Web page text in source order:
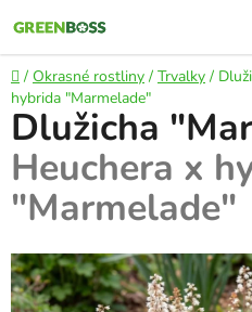
na
obsah
Domů
/ Okrasné rostliny / Trvalky /
hybrida "Marmelade"
Dlužicha
Heuchera x
"Marmelade"